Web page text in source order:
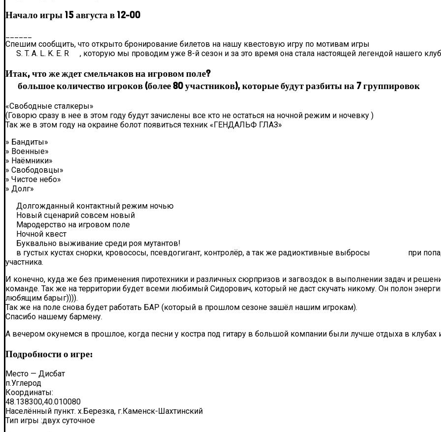
Начало игры 15 августа в 12-00
Спешим сообщить, что открыто бронирование билетов на нашу квестовую игру по мотивам игры
S. T. A. L. K. E. R
, которую мы проводим уже 8-й сезон и за это время она стала настоящей легендой нашего
Итак, что же ждет смельчаков на игровом поле?
большое количество игроков (более 80 участников), которые будут разбиты на 7 группировок
«Свободные сталкеры»
(Говорю сразу в нее в этом году будут зачислены все кто не остаться на ночной режим и ночевку )
Так же в этом году на окраине болот появиться техник «ГЕНДАЛЬФ ГЛАЗ»
» Бандиты»
» Военные»
» Наёмники»
» Свободовцы»
» Чистое небо»
» Долг»
Долгожданный контактный режим ночью
Новый сценарий совсем новый
Мародерство на игровом поле
Ночной квест
Буквально выживание среди роя мутантов!
в густых кустах снорки, кровососы, псевдогигант, контролёр, а так же радиоктивные выбросы
при
участника.
И конечно, куда же без применения пиротехники и различных сюрпризов и загвоздок в выполнении задач и
команде. Так же на территории будет всеми любимый Сидорович, который не даст скучать никому. Он полон
любящим барыг)))).
Так же на поле снова будет работать БАР (который в прошлом сезоне зашёл нашим игрокам).
Спасибо нашему бармену.
А вечером окунемся в прошлое, когда песни у костра под гитару в большой компании были лучше отдыха в клубах
Подробности о игре:
Место — Дисбат
п.Углерод
Координаты:
48.138300,40.010080
Населённый пункт. х.Березка, г.Каменск-Шахтинский
Тип игры :двух суточное